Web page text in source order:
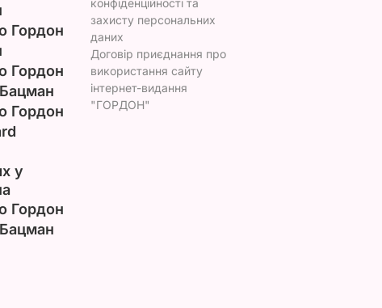
Гордон
Гордон
Гордон
у
Гордон
конфіденційності та
захисту персональних
даних
Договір приєднання про
використання сайту
інтернет-видання
"ГОРДОН"